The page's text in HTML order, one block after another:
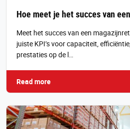
Hoe meet je het succes van
Meet het succes van een
juiste KPI’s voor capaciteit,
prestaties op de l…
Read more